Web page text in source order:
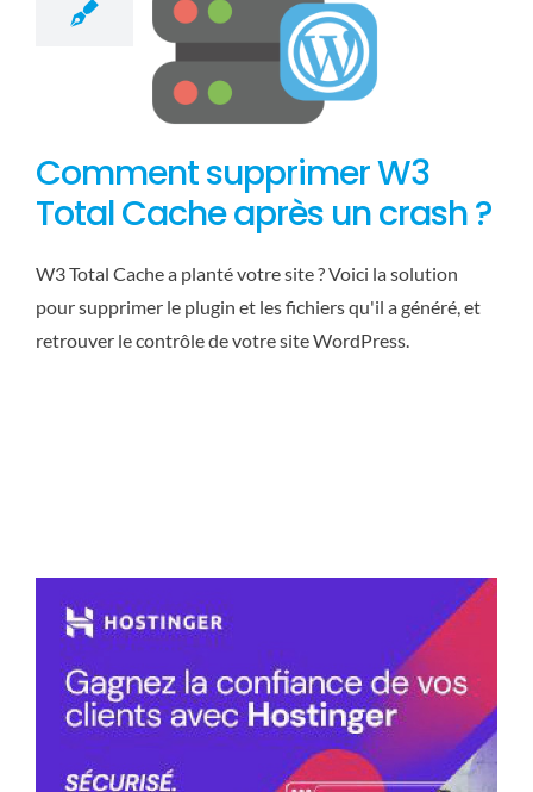
Comment supprimer W3
Total Cache après un crash ?
W3 Total Cache a planté votre site ? Voici la solution
pour supprimer le plugin et les fichiers qu'il a généré, et
retrouver le contrôle de votre site WordPress.